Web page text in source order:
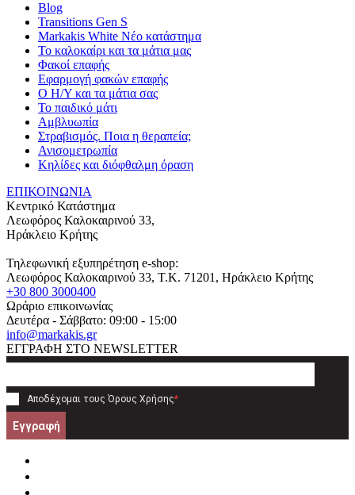
Blog
Transitions Gen S
Markakis White Νέο κατάστημα
Το καλοκαίρι και τα μάτια μας
Φακοί επαφής
Εφαρμογή φακών επαφής
Ο Η/Υ και τα μάτια σας
Το παιδικό μάτι
Αμβλυωπία
Στραβισμός. Ποια η θεραπεία;
Ανισομετρωπία
Κηλίδες και διόφθαλμη όραση
ΕΠΙΚΟΙΝΩΝΙΑ
Κεντρικό Κατάστημα
Λεωφόρος Καλοκαιρινού 33,
Ηράκλειο Κρήτης
Τηλεφωνική εξυπηρέτηση e-shop:
Λεωφόρος Καλοκαιρινού 33, T.K. 71201, Ηράκλειο Κρήτης
+30 800 3000400
Ωράριο επικοινωνίας
Δευτέρα - Σάββατο: 09:00 - 15:00
info@markakis.gr
ΕΓΓΡΑΦΗ ΣΤΟ NEWSLETTER
Αποδέχομαι τους Όρους Χρήσης*
Εγγραφή